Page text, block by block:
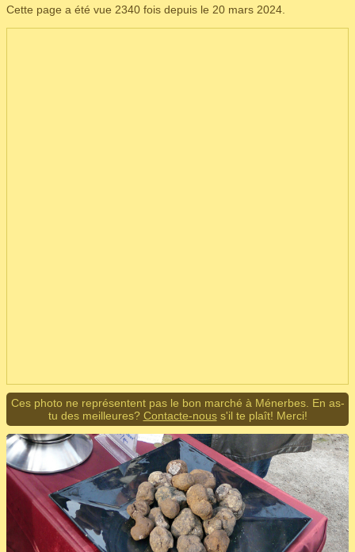
Cette page a été vue 2340 fois depuis le 20 mars 2024.
Ces photo ne représentent pas le bon marché à Ménerbes. En as-
tu des meilleures? Contacte-nouss'il te plaît! Merci!